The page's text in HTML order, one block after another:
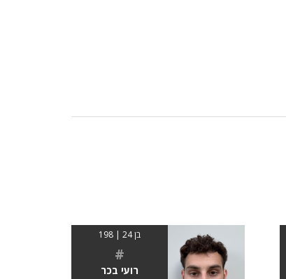
בן 24 | 198
#
רועי בכר